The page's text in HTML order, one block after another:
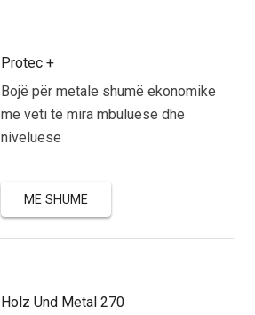
Protec +
Bojë për metale shumë ekonomike
me veti të mira mbuluese dhe
niveluese
ME SHUME
Holz Und Metal 270